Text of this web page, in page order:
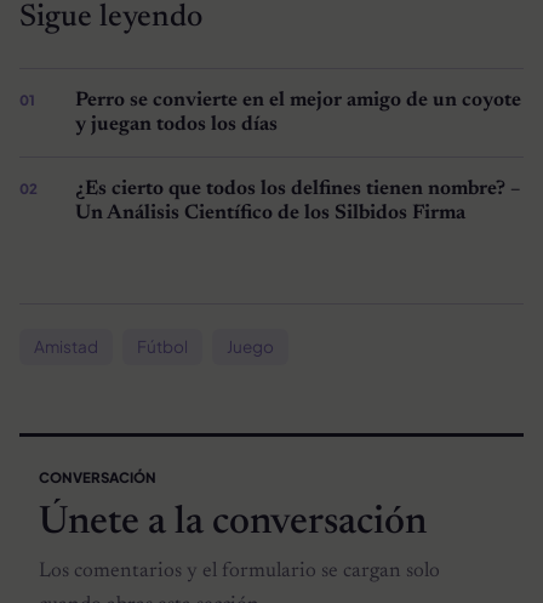
Sigue leyendo
Perro se convierte en el mejor amigo de un coyote
y juegan todos los días
¿Es cierto que todos los delfines tienen nombre? –
Un Análisis Científico de los Silbidos Firma
Amistad Fútbol Juego
CONVERSACIÓN
Únete a la conversación
Los comentarios y el formulario se cargan solo